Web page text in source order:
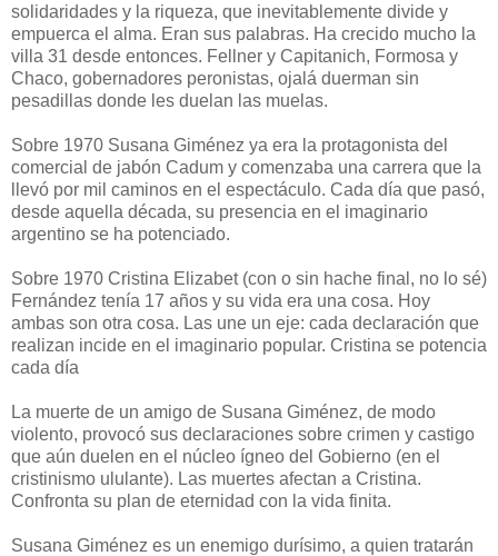
solidaridades y la riqueza, que inevitablemente divide y
empuerca el alma. Eran sus palabras. Ha crecido mucho la
villa 31 desde entonces. Fellner y Capitanich, Formosa y
Chaco, gobernadores peronistas, ojalá duerman sin
pesadillas donde les duelan las muelas.
Sobre 1970 Susana Giménez ya era la protagonista del
comercial de jabón Cadum y comenzaba una carrera que la
llevó por mil caminos en el espectáculo. Cada día que pasó,
desde aquella década, su presencia en el imaginario
argentino se ha potenciado.
Sobre 1970 Cristina Elizabet (con o sin hache final, no lo sé)
Fernández tenía 17 años y su vida era una cosa. Hoy
ambas son otra cosa. Las une un eje: cada declaración que
realizan incide en el imaginario popular. Cristina se potencia
cada día
La muerte de un amigo de Susana Giménez, de modo
violento, provocó sus declaraciones sobre crimen y castigo
que aún duelen en el núcleo ígneo del Gobierno (en el
cristinismo ululante). Las muertes afectan a Cristina.
Confronta su plan de eternidad con la vida finita.
Susana Giménez es un enemigo durísimo, a quien tratarán